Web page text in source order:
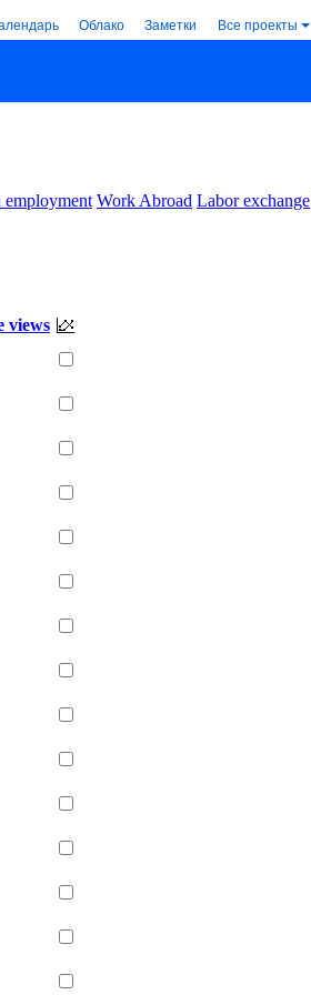
Облако Заметки Все проекты
employment Work Abroad Labor exchange
views